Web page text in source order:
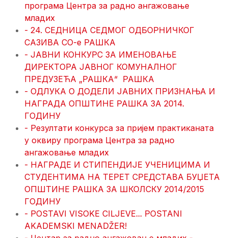
програма Центра за радно ангажовање
младих
- 24. СЕДНИЦА СЕДМОГ ОДБОРНИЧКОГ
САЗИВА СО-е РАШКА
- ЈАВНИ КОНКУРС ЗА ИМЕНОВАЊЕ
ДИРЕКТОРА ЈАВНОГ КОМУНАЛНОГ
ПРЕДУЗЕЋА „РАШКА“ РАШКА
- ОДЛУКА О ДОДЕЛИ ЈАВНИХ ПРИЗНАЊА И
НАГРАДА ОПШТИНЕ РАШКА ЗА 2014.
ГОДИНУ
- Резултати конкурса за пријем практиканата
у оквиру програма Центра за радно
ангажовање младих
- НАГРАДЕ И СТИПЕНДИЈЕ УЧЕНИЦИМА И
СТУДЕНТИМА НА ТЕРЕТ СРЕДСТАВА БУЏЕТА
ОПШТИНЕ РАШКА ЗА ШКОЛСКУ 2014/2015
ГОДИНУ
- POSTAVI VISOKE CILJEVE... POSTANI
AKADEMSKI MENADŽER!